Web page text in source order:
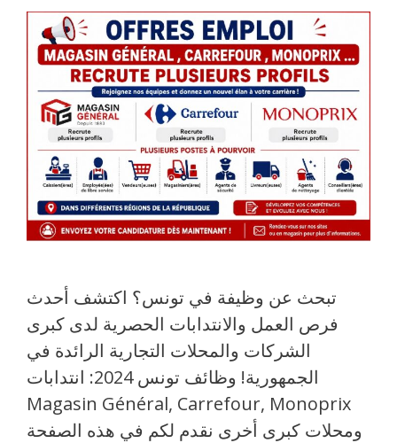
تبحث عن وظيفة في تونس؟ اكتشف أحدث
فرص العمل والانتدابات الحصرية لدى كبرى
الشركات والمحلات التجارية الرائدة في
الجمهورية! وظائف تونس 2024: انتدابات
Magasin Général, Carrefour, Monoprix
ومحلات كبرى أخرى نقدم لكم في هذه الصفحة